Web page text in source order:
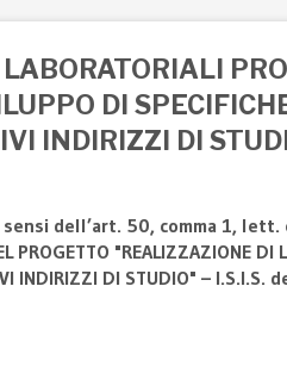
DI
INDIRIZZI DI
dell’art. 50, comma 1,
"REALIZZAZIONE DI
INDIRIZZI DI STUDIO" –